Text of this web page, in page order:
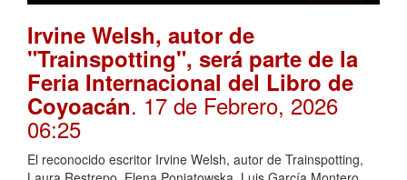
Irvine Welsh, autor de
"Trainspotting", será parte de la
Feria Internacional del Libro de
Coyoacán. 17 de Febrero, 2026
06:25
El reconocido escritor Irvine Welsh, autor de Trainspotting,